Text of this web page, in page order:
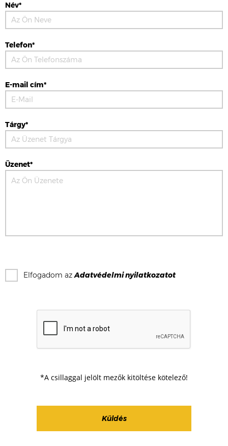
Név*
Telefon*
E-mail cím*
Tárgy*
Üzenet*
Elfogadom azAdatvédelmi nyilatkozatot
*A csillaggal jelölt mezők kitöltése kötelező!